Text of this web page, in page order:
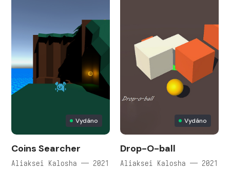
Vydáno
Coins Searcher
Aliaksei Kalosha — 2021
Vydáno
Drop-O-ball
Aliaksei Kalosha — 2021